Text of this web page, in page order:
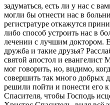
задуматься, есть ли у нас с
могли бы отнести нас в
регистратуре откажутся
либо способ устроить нас в
лечении с лучшим доктором.
дружба и такие друзья?
святой апостол и
мог говорить, но, видимо,
совершить так много добрых
решили пойти и понести его
Спасителя, чтобы Господь